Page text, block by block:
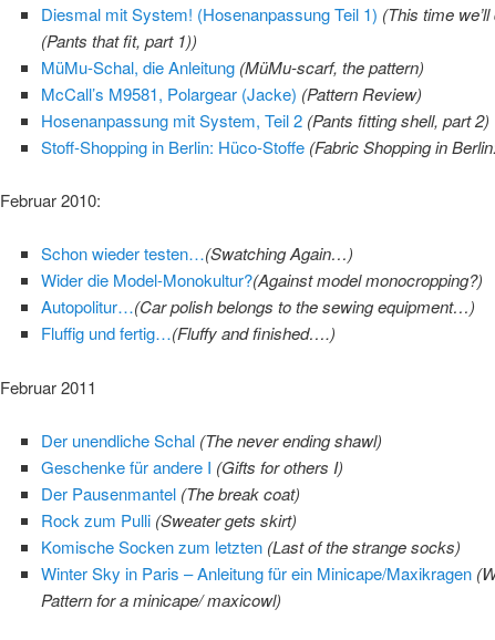
Diesmal mit System! (Hosenanpassung Teil 1) (This time
(Pants that fit, part 1))
MüMu-Schal, die Anleitung (MüMu-scarf, the pattern)
McCall’s M9581, Polargear (Jacke) (Pattern Review)
Hosenanpassung mit System, Teil 2 (Pants fitting shell, part 2)
Stoff-Shopping in Berlin: Hüco-Stoffe (Fabric Shopping in
Februar 2010:
Schon wieder testen…(Swatching Again…)
Wider die Model-Monokultur?(Against model monocropping?)
Autopolitur…(Car polish belongs to the sewing equipment…)
Fluffig und fertig…(Fluffy and finished….)
Februar 2011
Der unendliche Schal (The never ending shawl)
Geschenke für andere I (Gifts for others I)
Der Pausenmantel (The break coat)
Rock zum Pulli (Sweater gets skirt)
Komische Socken zum letzten (Last of the strange socks)
Winter Sky in Paris – Anleitung für ein Minicape/Maxikragen
Pattern for a minicape/ maxicowl)